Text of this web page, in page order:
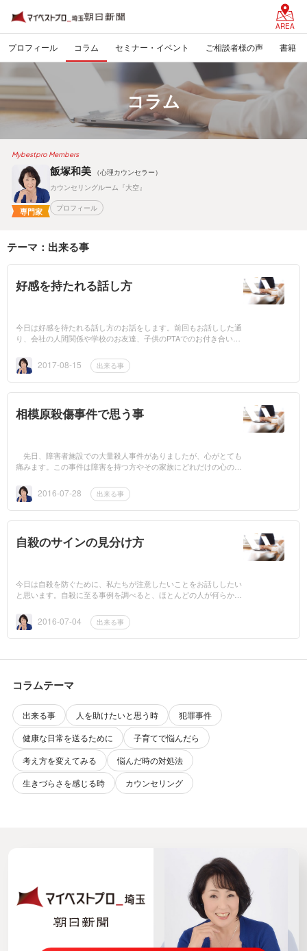
AREA
プロフィール コラム セミナー・イベント ご相談者様の声 書籍
コラム
Mybestpro Members
専門家
飯塚和美
（心理カウンセラー）
カウンセリングルーム『大空』
プロフィール
テーマ：出来る事
好感を持たれる話し方
今日は好感を待たれる話し方のお話をします。前回もお話しした通
り、会社の人間関係や学校のお友達、子供のPTAでのお付き合い、
生活をより良くす...
2017-08-15 出来る事
相模原殺傷事件で思う事
先日、障害者施設での大量殺人事件がありましたが、心がとても
痛みます。この事件は障害を持つ方やその家族にどれだけの心の傷
像しがたいもの...
2016-07-28 出来る事
自殺のサインの見分け方
今日は自殺を防ぐために、私たちが注意したいことをお話ししたい
と思います。自殺に至る事例を調べると、ほとんどの人が何らかの
などの精神疾患に...
2016-07-04 出来る事
コラムテーマ
出来る事 人を助けたいと思う時
犯罪事件
健康な日常を送るために
子育てで悩んだら
考え方を変えてみる
悩んだ時の対処法
生きづらさを感じる時
カウンセリング